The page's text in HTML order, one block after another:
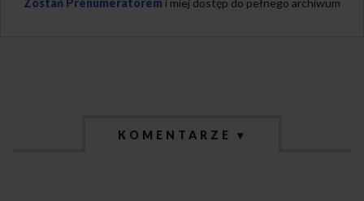
Zostań Prenumeratorem i miej dostęp do pełnego archiwum
KOMENTARZE ▾